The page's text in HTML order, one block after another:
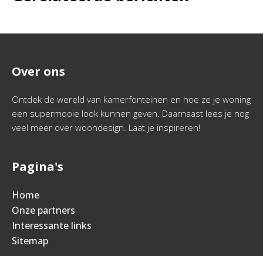
Over ons
Ontdek de wereld van kamerfonteinen en hoe ze je woning
een supermooie look kunnen geven. Daarnaast lees je nog
veel meer over woondesign. Laat je inspireren!
Pagina's
Home
Onze partners
Interessante links
Sitemap